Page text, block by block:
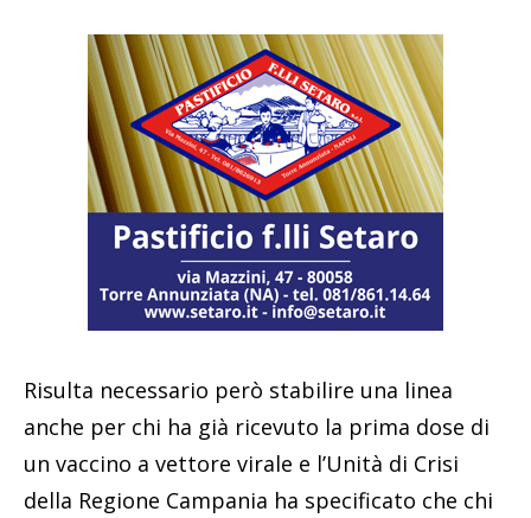
Risulta necessario però stabilire una linea
anche per chi ha già ricevuto la prima dose di
un vaccino a vettore virale e l’Unità di Crisi
della Regione Campania ha specificato che chi